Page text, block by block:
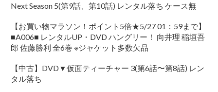
Next Season 5(第9話、第10話) レンタル落ち ケース無
【お買い物マラソン！ポイント5倍★5/27 01：59まで】
■A006■ レンタルUP・DVD ハングリー！ 向井理 稲垣吾
郎 佐藤勝利 全6巻 ※ジャケット多数欠品
【中古】DVD▼仮面ティーチャー 3(第6話〜第8話) レン
タル落ち